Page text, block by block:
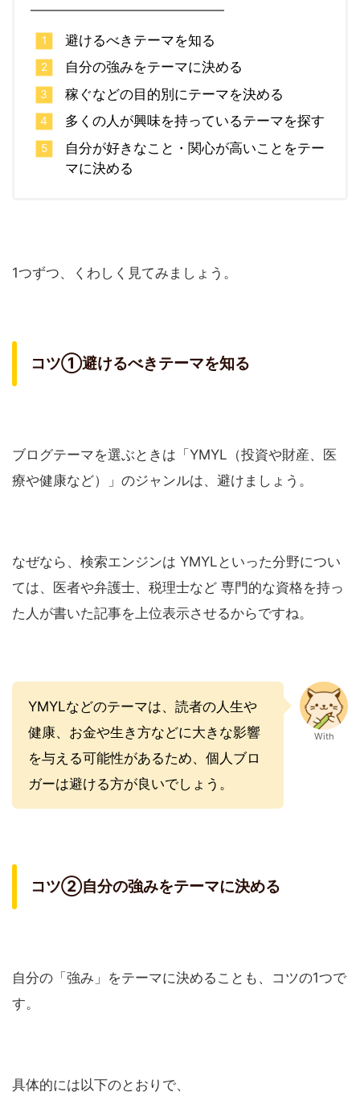
避けるべきテーマを知る
自分の強みをテーマに決める
稼ぐなどの目的別にテーマを決める
多くの人が興味を持っているテーマを探す
自分が好きなこと・関心が高いことをテー
マに決める
1つずつ、くわしく見てみましょう。
コツ①避けるべきテーマを知る
ブログテーマを選ぶときは「YMYL（投資や財産、医
療や健康など）」のジャンルは、避けましょう。
なぜなら、検索エンジンは YMYLといった分野につい
ては、医者や弁護士、税理士など 専門的な資格を持っ
た人が書いた記事を上位表示させるからですね。
YMYLなどのテーマは、読者の人生や
健康、お金や生き方などに大きな影響
を与える可能性があるため、個人ブロ
ガーは避ける方が良いでしょう。
With
コツ②自分の強みをテーマに決める
自分の「強み」をテーマに決めることも、コツの1つで
す。
具体的には以下のとおりで、